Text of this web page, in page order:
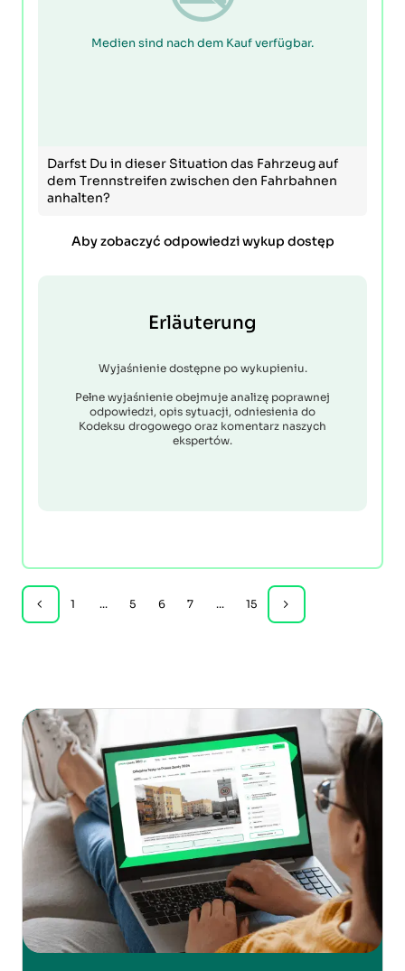
Medien sind nach dem Kauf verfügbar.
Darfst Du in dieser Situation das Fahrzeug auf
dem Trennstreifen zwischen den Fahrbahnen
anhalten?
Aby zobaczyć odpowiedzi wykup dostęp
Erläuterung
Wyjaśnienie dostępne po wykupieniu.
Pełne wyjaśnienie obejmuje analizę poprawnej
odpowiedzi, opis sytuacji, odniesienia do
Kodeksu drogowego oraz komentarz naszych
ekspertów.
1 ... 5 6 7 ... 15